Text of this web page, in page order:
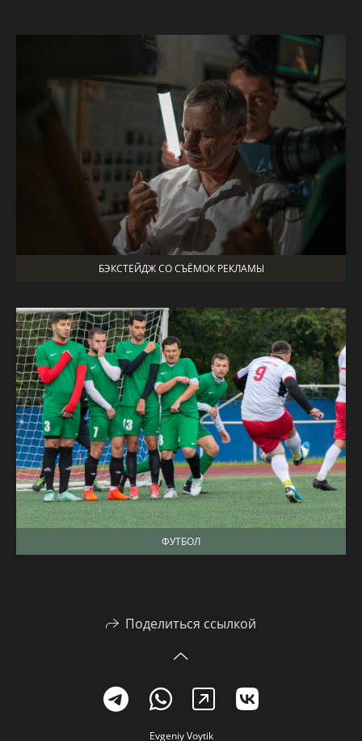
БЭКСТЕЙДЖ СО СЪЁМОК РЕКЛАМЫ
ФУТБОЛ
Поделиться ссылкой
Evgeniy Voytik